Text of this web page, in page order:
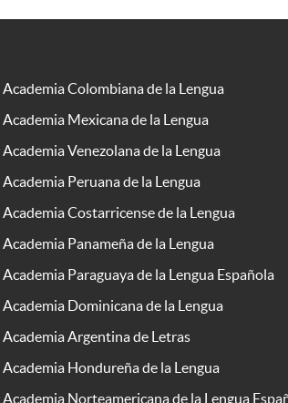
Academia Colombiana de la Lengua
Academia Mexicana de la Lengua
Academia Venezolana de la Lengua
Academia Peruana de la Lengua
Academia Costarricense de la Lengua
Academia Panameña de la Lengua
Academia Paraguaya de la Lengua Española
Academia Dominicana de la Lengua
Academia Argentina de Letras
Academia Hondureña de la Lengua
Academia Norteamericana de la Lengua